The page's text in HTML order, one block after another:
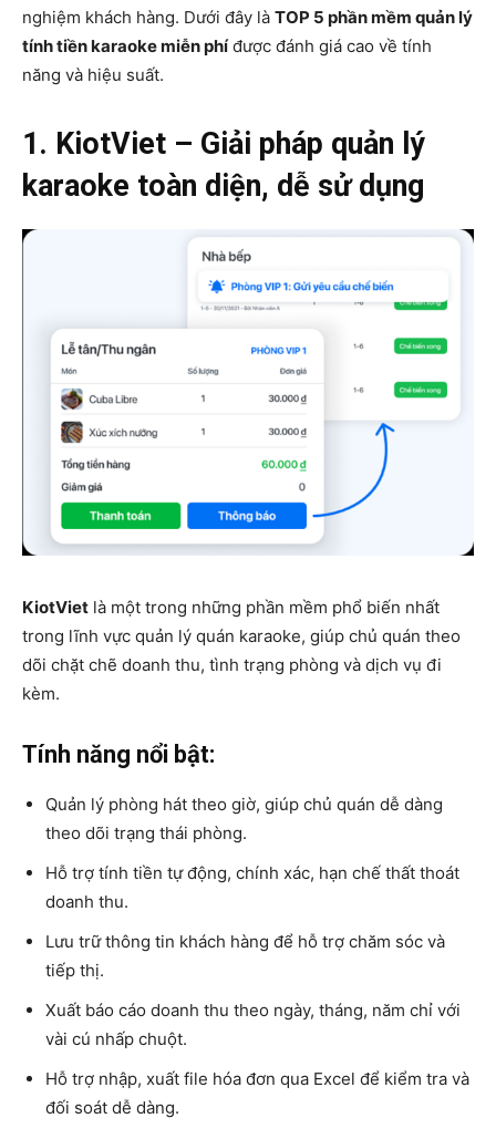
nghiệm khách hàng. Dưới đây là TOP 5 phần mềm quản lý
tính tiền karaoke miễn phíđược đánh giá cao về tính
năng và hiệu suất.
1. KiotViet – Giải pháp quản lý
karaoke toàn diện, dễ sử dụng
KiotViet là một trong những phần mềm phổ biến nhất
trong lĩnh vực quản lý quán karaoke, giúp chủ quán theo
dõi chặt chẽ doanh thu, tình trạng phòng và dịch vụ đi
kèm.
Tính năng nổi bật:
Quản lý phòng hát theo giờ, giúp chủ quán dễ dàng
theo dõi trạng thái phòng.
Hỗ trợ tính tiền tự động, chính xác, hạn chế thất thoát
doanh thu.
Lưu trữ thông tin khách hàng để hỗ trợ chăm sóc và
tiếp thị.
Xuất báo cáo doanh thu theo ngày, tháng, năm chỉ với
vài cú nhấp chuột.
Hỗ trợ nhập, xuất file hóa đơn qua Excel để kiểm tra và
đối soát dễ dàng.